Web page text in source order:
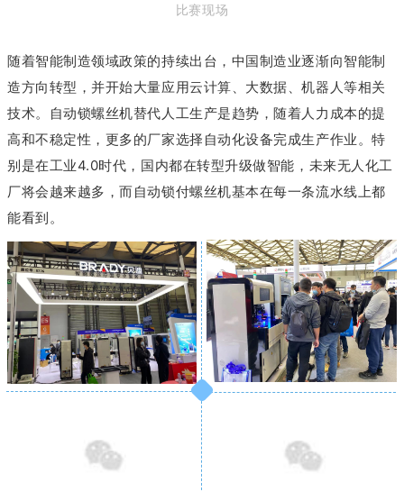
​比赛现场
随着智能制造领域政策的持续出台，中国制造业逐渐向智能制
造方向转型，并开始大量应用云计算、大数据、机器人等相关
技术。
自动锁螺丝机替代人工生产是趋势，随着人力成本的提
高和不稳定性，更多的厂家选择自动化设备完成生产作业。特
别是在工业4.0时代，国内都在转型升级做智能，未来无人化工
厂将会越来越多，而自动锁付螺丝机基本在每一条流水线上都
能看到。